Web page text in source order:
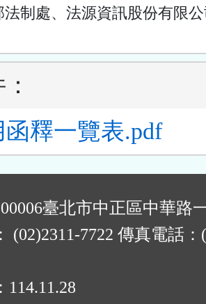
制處、法源資訊股份有限
釋一覽表.pdf
臺北市中正區中華路
(02)2311-7722 傳真電話：
114.11.28